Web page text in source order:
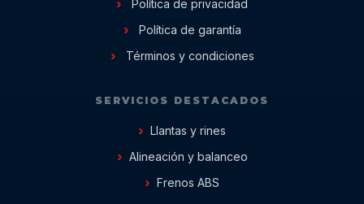
Política de privacidad
Política de garantía
Términos y condiciones
SERVICIOS DESTACADOS
Llantas y rines
Alineación y balanceo
Frenos ABS